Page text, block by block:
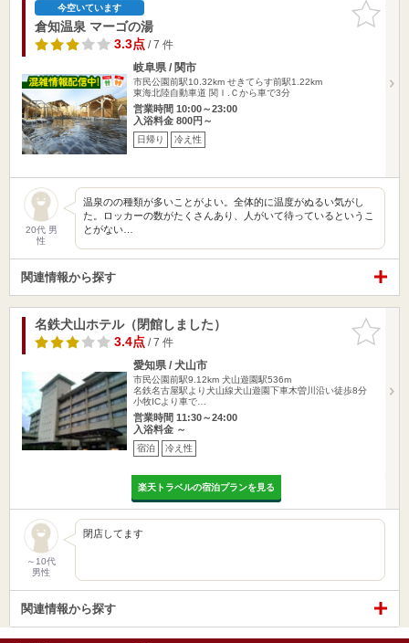
お気に入
りに追加
今空いています
倉知温泉 マーゴの湯
3.3点/ 7 件
岐阜県 / 関市
市民公園前駅10.32km せきてらす前駅1.22km
東海北陸自動車道 関Ｉ.Ｃから車で3分
営業時間 10:00～23:00
入浴料金 800円～
日帰り 冷え性
20代 男
性
温泉のの種類が多いことがよい。全体的に温度がぬるい気がし
た。ロッカーの数がたくさんあり、人がいて待っているというこ
とがない…
関連情報から探す
お気に入
りに追加
名鉄犬山ホテル（閉館しました）
3.4点/ 7 件
愛知県 / 犬山市
市民公園前駅9.12km 犬山遊園駅536m
名鉄名古屋駅より犬山線犬山遊園下車木曽川沿い徒歩8分
小牧ICより車で…
営業時間 11:30～24:00
入浴料金 ～
宿泊 冷え性
楽天トラベルの宿泊プランを見る
～10代
男性
閉店してます
関連情報から探す